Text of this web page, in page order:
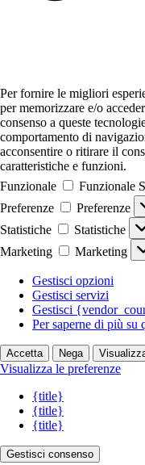
Per fornire le migliori
per memorizzare e/o
consenso a queste
comportamento di
acconsentire o ritirare il
caratteristiche e funzioni.
Funzionale
Funzionale
Preferenze
Preferenze
Statistiche
Statistiche
Marketing
Marketing
Gestisci opzioni
Gestisci servizi
Gestisci
Per saperne di più su
Accetta Nega
Visualizza le preferenze
{title}
{title}
{title}
Gestisci consenso